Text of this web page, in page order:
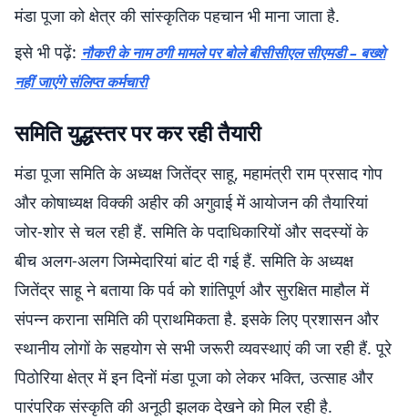
मंडा पूजा को क्षेत्र की सांस्कृतिक पहचान भी माना जाता है.
इसे भी पढ़ें: नौकरी के नाम ठगी मामले पर बोले बीसीसीएल सीएमडी – बख्शे
नहीं जाएंगे संलिप्त कर्मचारी
समिति युद्धस्तर पर कर रही तैयारी
मंडा पूजा समिति के अध्यक्ष जितेंद्र साहू, महामंत्री राम प्रसाद गोप
और कोषाध्यक्ष विक्की अहीर की अगुवाई में आयोजन की तैयारियां
जोर-शोर से चल रही हैं. समिति के पदाधिकारियों और सदस्यों के
बीच अलग-अलग जिम्मेदारियां बांट दी गई हैं. समिति के अध्यक्ष
जितेंद्र साहू ने बताया कि पर्व को शांतिपूर्ण और सुरक्षित माहौल में
संपन्न कराना समिति की प्राथमिकता है. इसके लिए प्रशासन और
स्थानीय लोगों के सहयोग से सभी जरूरी व्यवस्थाएं की जा रही हैं. पूरे
पिठोरिया क्षेत्र में इन दिनों मंडा पूजा को लेकर भक्ति, उत्साह और
पारंपरिक संस्कृति की अनूठी झलक देखने को मिल रही है.